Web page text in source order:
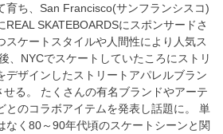
育ち、San Francisco(サンフランシスコ)
SKATEBOARDSにスポンサードさ
スケートスタイルや人間性により人気ス
、NYCでスケートしていたころにストリ
デザインしたストリートアパレルブラン
せる。 たくさんの有名ブランドやアーテ
とのコラボアイテムを発表し話題に。 単
なく80～90年代頃のスケートシーンと関